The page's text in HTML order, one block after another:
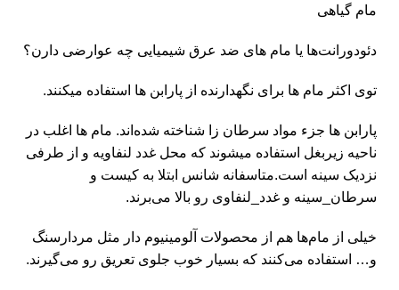
مام گیاهی
دئودورانت‌ها یا مام های ضد عرق شیمیایی چه عوارضی دارن؟
توی اکثر مام ها برای نگهدارنده از پارابن ها استفاده میکنند.
پارابن ها جزء مواد سرطان زا شناخته شده‌اند. مام ها اغلب در
ناحیه زیربغل استفاده میشوند که محل غدد لنفاویه و از طرفی
نزدیک سینه است.متاسفانه شانس ابتلا به کیست و
سرطان_سینه و غدد_لنفاوی رو بالا می‌برند.
خیلی از مام‌ها هم از محصولات آلومینیوم دار مثل مردارسنگ
و… استفاده می‌کنند که بسیار خوب جلوی تعریق رو می‌گیرند.